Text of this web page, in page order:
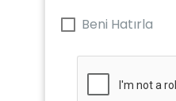
Beni Hatırla